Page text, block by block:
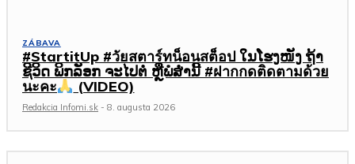
ZÁBAVA
#StartitUp #วัยสตาร์ทน็อนสต็อป ໃນໂຮງໜັງ ຖ້າ
ຊີວິດ ພິກລັອກ ຈະໄປຕໍ່ ຫຼືພໍສໍ່ານີ້ #ฝากกดติดตามด้วย
นะคะ
(VIDEO)
Redakcia Infomi.sk - 8. augusta 2026